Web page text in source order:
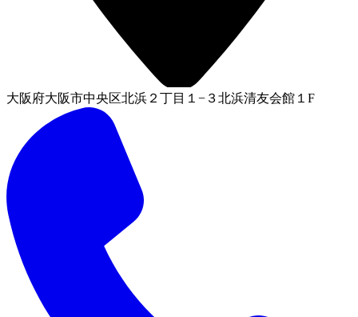
大阪府大阪市中央区北浜２丁目１−３北浜清友会館１F